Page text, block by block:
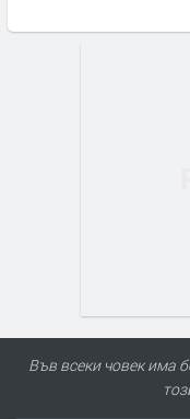
Във всеки човек има